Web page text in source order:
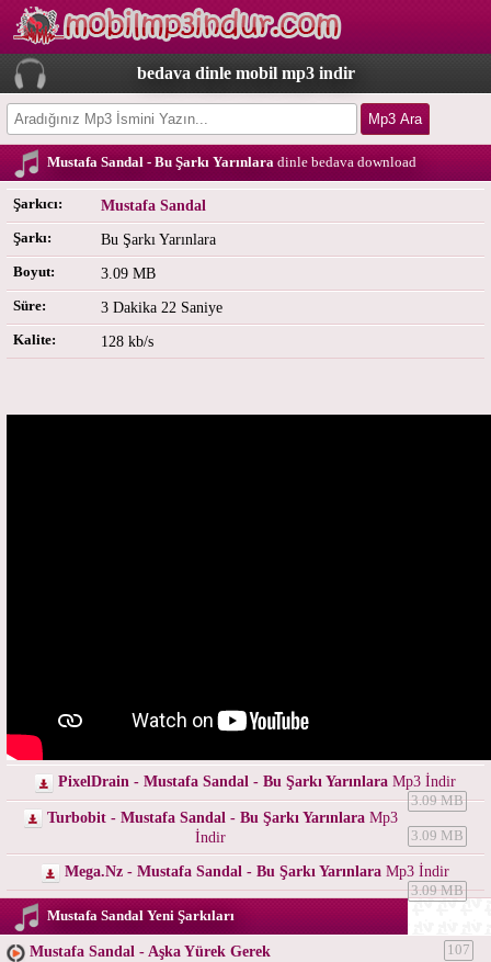
bedava dinle mobil mp3 indir
Mustafa Sandal - Bu Şarkı Yarınlara dinle bedava download
Şarkıcı: Mustafa Sandal
Şarkı: Bu Şarkı Yarınlara
Boyut: 3.09 MB
Süre: 3 Dakika 22 Saniye
Kalite: 128 kb/s
PixelDrain - Mustafa Sandal - Bu Şarkı Yarınlara Mp3 İndir
3.09 MB
Turbobit - Mustafa Sandal - Bu Şarkı YarınlaraMp3
İndir
3.09 MB
Mega.Nz - Mustafa Sandal - Bu Şarkı Yarınlara Mp3 İndir
3.09 MB
Mustafa Sandal Yeni Şarkıları
Mustafa Sandal - Aşka Yürek Gerek 107